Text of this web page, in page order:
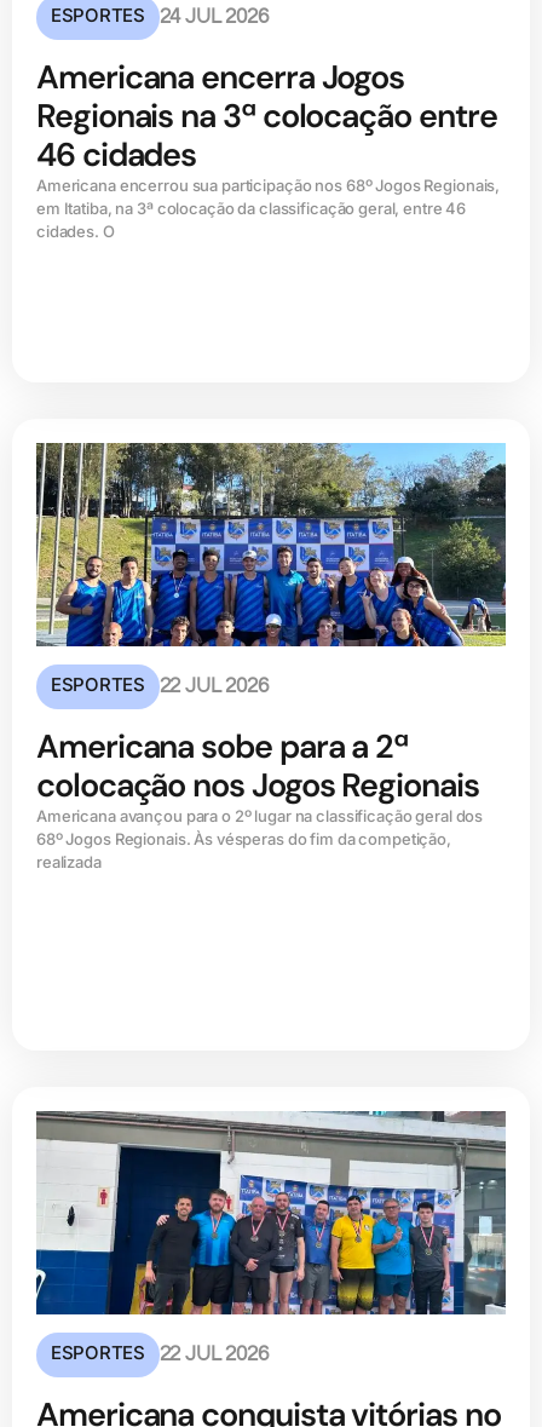
ESPORTES 24 JUL 2026
Americana encerra Jogos
Regionais na 3ª colocação entre
46 cidades
Americana encerrou sua participação nos 68º Jogos Regionais,
em Itatiba, na 3ª colocação da classificação geral, entre 46
cidades. O
ESPORTES 22 JUL 2026
Americana sobe para a 2ª
colocação nos Jogos Regionais
Americana avançou para o 2º lugar na classificação geral dos
68º Jogos Regionais. Às vésperas do fim da competição,
realizada
ESPORTES 22 JUL 2026
Americana conquista vitórias no